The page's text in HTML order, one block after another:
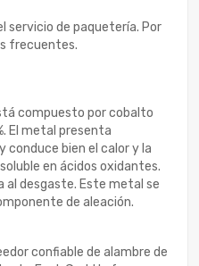
servicio de paquetería. Por
frecuentes.
compuesto por cobalto
El metal presenta
bien el calor y la
en ácidos oxidantes.
al desgaste. Este metal se
de aleación.
confiable de alambre de